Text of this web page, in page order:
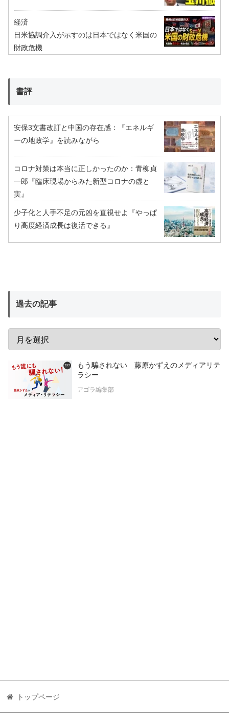
経済
日米協調介入が示すのは日本ではなく米国の
財政危機
書評
安保3文書改訂と中国の存在感：『エネルギ
ーの地政学』を読みながら
コロナ対策は本当に正しかったのか：青柳貞
一郎『臨床現場からみた新型コロナの虚と
実』
少子化と人手不足の元凶を直視せよ『やっぱ
り高度経済成長は復活できる』
過去の記事
もう騙されない 藤原かずえのメディアリテ
ラシー
アゴラ編集部
トップページ